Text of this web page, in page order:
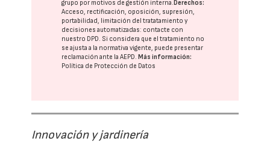
grupo por motivos de gestión interna.Derechos:
Acceso, rectificación, oposición, supresión,
portabilidad, limitación del tratatamiento y
decisiones automatizadas: contacte con
nuestro DPD. Si considera que el tratamiento no
se ajusta a la normativa vigente, puede presentar
reclamación ante laAEPD.Más información:
Política de Protección de Datos
Innovación y jardinería